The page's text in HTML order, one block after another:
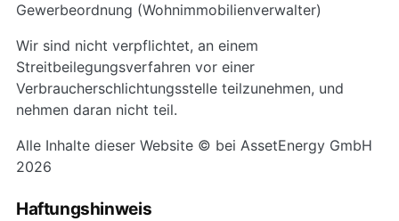
Gewerbeordnung (Wohnimmobilienverwalter)
Wir sind nicht verpflichtet, an einem
Streitbeilegungsverfahren vor einer
Verbraucherschlichtungsstelle teilzunehmen, und
nehmen daran nicht teil.
Alle Inhalte dieser Website © bei AssetEnergy GmbH
2026
Haftungshinweis